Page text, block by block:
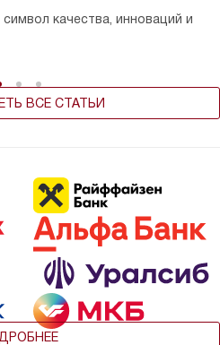
качества, инноваций и
ВСЕ СТАТЬИ